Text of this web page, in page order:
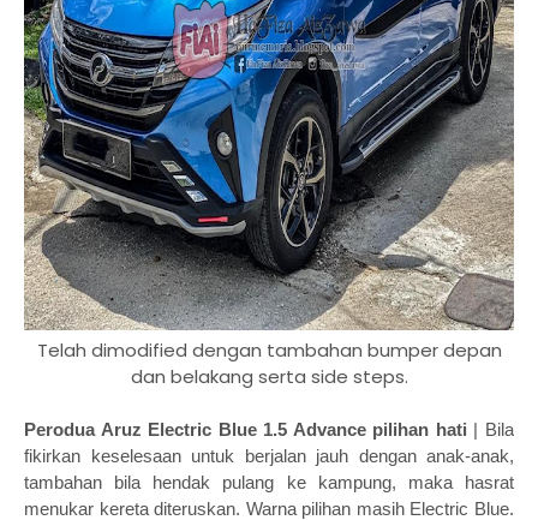
Telah dimodified dengan tambahan bumper depan
dan belakang serta side steps.
Perodua Aruz Electric Blue 1.5 Advance pilihan hati | Bila
fikirkan keselesaan untuk berjalan jauh dengan anak-anak,
tambahan bila hendak pulang ke kampung, maka hasrat
menukar kereta diteruskan. Warna pilihan masih Electric Blue.